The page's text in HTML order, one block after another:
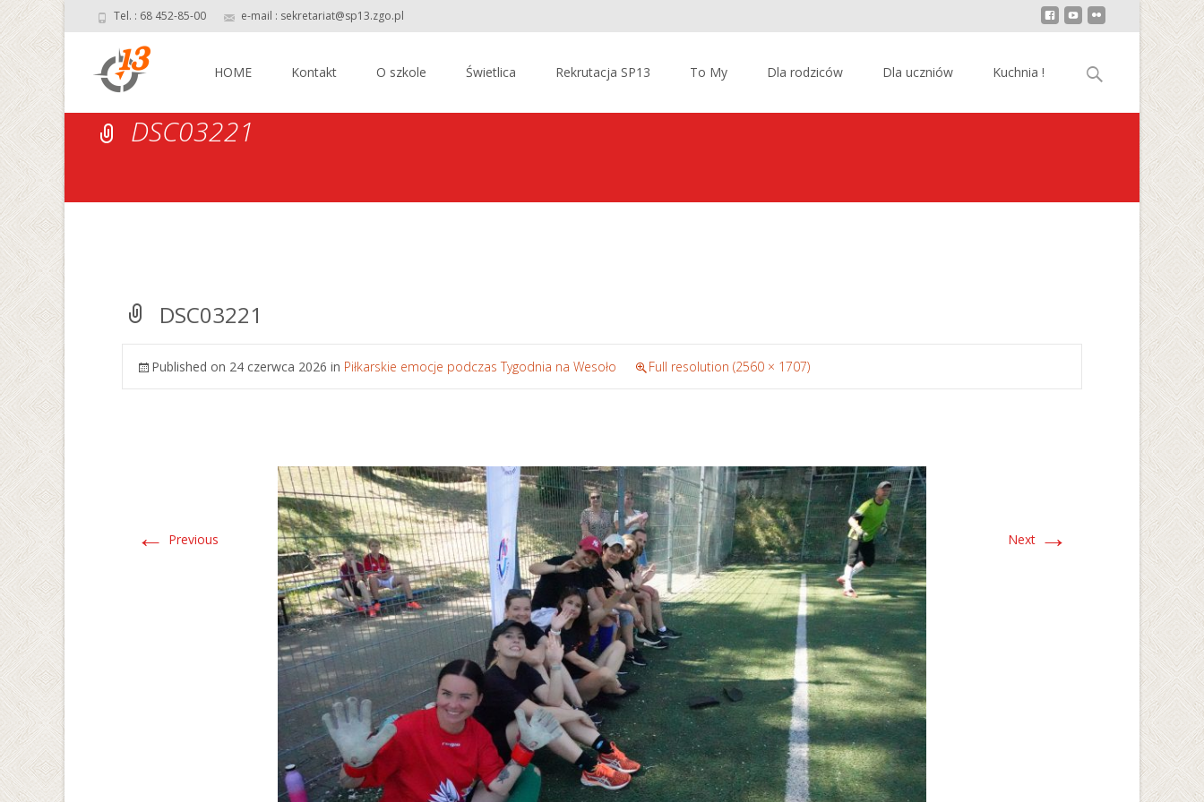
Tel. : 68 452-85-00 e-mail : sekretariat@sp13.zgo.pl
HOME Kontakt O szkole Świetlica Rekrutacja SP13 To My Dla rodziców Dla uczniów Kuchnia ! Szukaj:
DSC03221
DSC03221
Published on 24 czerwca 2026 in Piłkarskie emocje podczas Tygodnia na Wesoło Full resolution (2560 × 1707)
← Previous Next →